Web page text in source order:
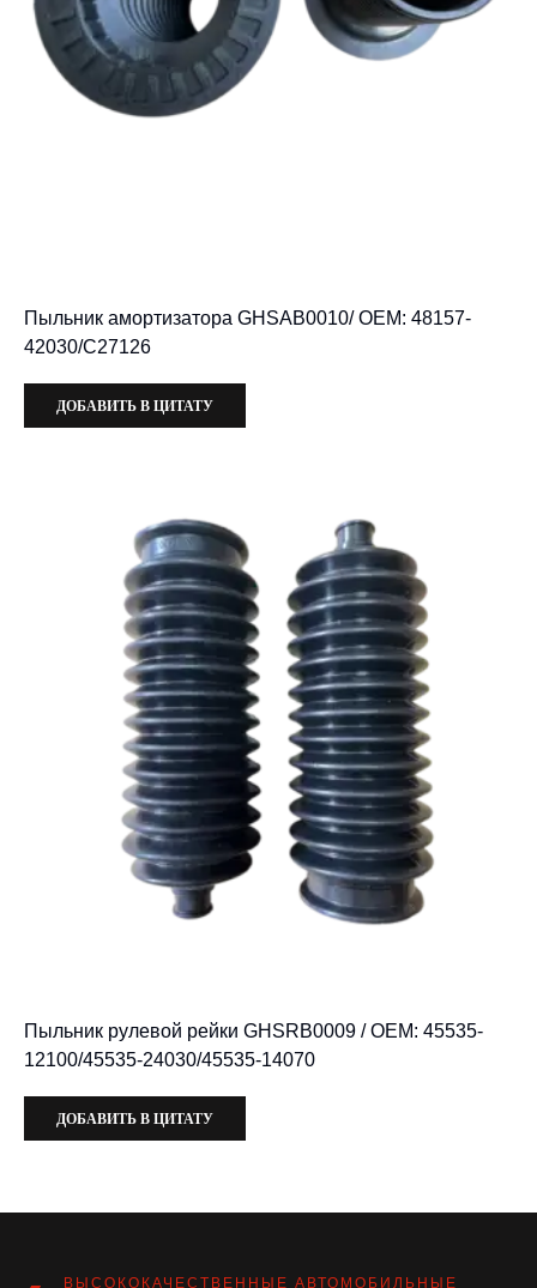
Пыльник амортизатора GHSAB0010/ OEM: 48157-
42030/C27126
ДОБАВИТЬ В ЦИТАТУ
Пыльник рулевой рейки GHSRB0009 / OEM: 45535-
12100/45535-24030/45535-14070
ДОБАВИТЬ В ЦИТАТУ
ВЫСОКОКАЧЕСТВЕННЫЕ АВТОМОБИЛЬНЫЕ